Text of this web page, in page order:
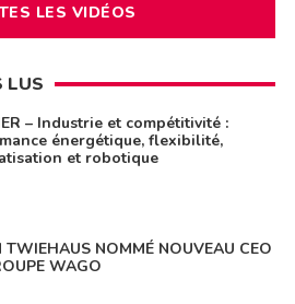
LES VIDÉOS
LUS
– Industrie et compétitivité :
énergétique, flexibilité,
et robotique
TWIEHAUS NOMMÉ NOUVEAU CEO
WAGO